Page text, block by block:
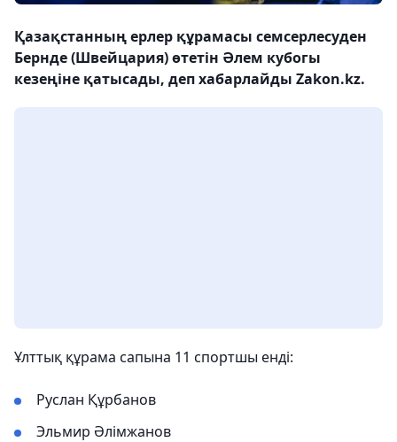
Қазақстанның ерлер құрамасы семсерлесуден
Бернде (Швейцария) өтетін Әлем кубогы
кезеңіне қатысады, деп хабарлайды Zakon.kz.
Ұлттық құрама сапына 11 спортшы енді:
Руслан Құрбанов
Эльмир Әлімжанов